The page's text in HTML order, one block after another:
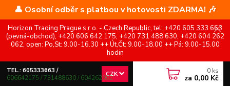
👤 Osobní odběr s platbou v hotovosti ZDARMA! 🎶
Horizon Trading Prague s.r.o. - Czech Republic, tel: +420 605 333 663
(pevná-obchod), +420 606 642 175, +420 731 488 630, +420 604 262
062, open: Po,St: 9.00-16.30 ++ Út,Čt: 9.00-18.00 ++ Pá: 9.00-15.00
hodin
CZK
TEL.: 605333663 /
606642175 / 731488630 / 604262062
0 ks
za 0,00 Kč